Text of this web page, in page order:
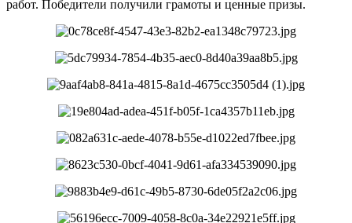
работ. Победители получили грамоты и ценные призы.